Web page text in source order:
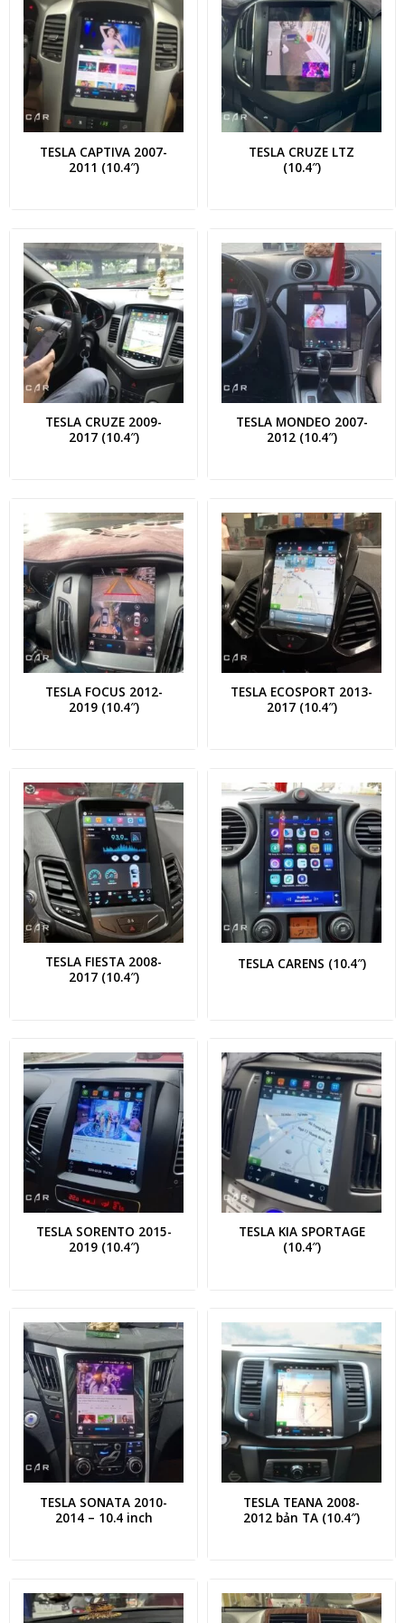
TESLA CAPTIVA 2007-
2011 (10.4″)
TESLA CRUZE LTZ
(10.4″)
TESLA CRUZE 2009-
2017 (10.4″)
TESLA MONDEO 2007-
2012 (10.4″)
TESLA FOCUS 2012-
2019 (10.4″)
TESLA ECOSPORT 2013-
2017 (10.4″)
TESLA FIESTA 2008-
2017 (10.4″)
TESLA CARENS (10.4″)
TESLA SORENTO 2015-
2019 (10.4″)
TESLA KIA SPORTAGE
(10.4″)
TESLA SONATA 2010-
2014 – 10.4 inch
TESLA TEANA 2008-
2012 bản TA (10.4″)